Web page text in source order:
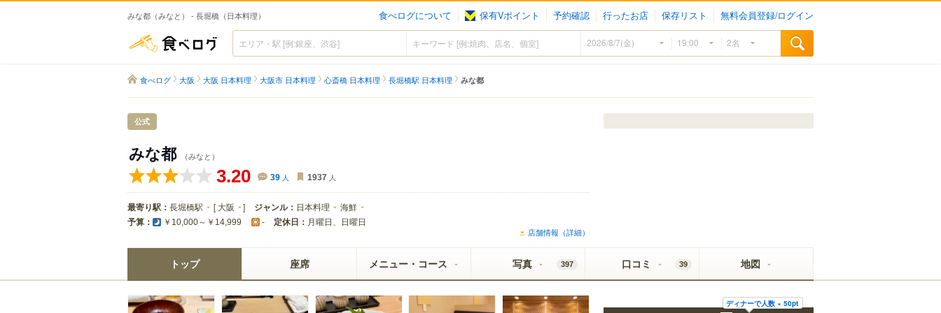
みな都（みなと） - 長堀橋（日本料理） 食べログについて 保有Vポイント 予約確認 行ったお店 保存リスト 無料会員登録/ログイン
食べログ
食べログ 大阪 大阪 日本料理 大阪市 日本料理 心斎橋 日本料理 長堀橋駅 日本料理 みな都
公式
みな都 （みなと）
3.20 39 人 1937 人
最寄り駅： 長堀橋駅 [ 大阪 ] ジャンル： 日本料理 海鮮
予算： ￥10,000～￥14,999 - 定休日： 月曜日、日曜日
店舗情報（詳細）
トップ 座席 メニュー・コース 写真 397 口コミ 39 地図
ディナーで人数 × 50pt